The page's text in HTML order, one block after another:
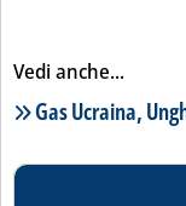
Vedi anche...
Lista notizie
Gas Ucraina,